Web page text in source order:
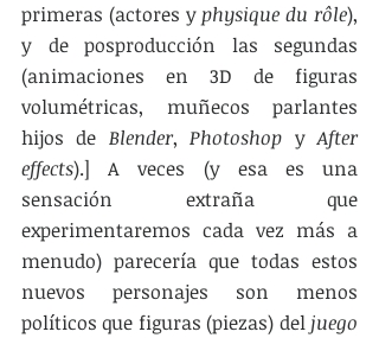
primeras (actores y physique du rôle),
y de posproducción las segundas
(animaciones en 3D de figuras
volumétricas, muñecos parlantes
hijos de Blender, Photoshop y After
effects).] A veces (y esa es una
sensación extraña que
experimentaremos cada vez más a
menudo) parecería que todas estos
nuevos personajes son menos
políticos que figuras (piezas) del juego